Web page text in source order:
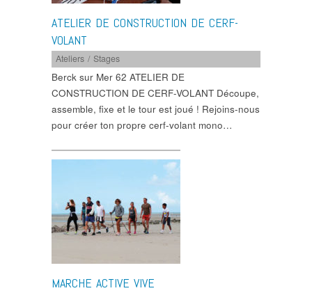
ATELIER DE CONSTRUCTION DE CERF-
VOLANT
Ateliers / Stages
Berck sur Mer 62 ATELIER DE
CONSTRUCTION DE CERF-VOLANT Découpe,
assemble, fixe et le tour est joué ! Rejoins-nous
pour créer ton propre cerf-volant mono…
MARCHE ACTIVE VIVE